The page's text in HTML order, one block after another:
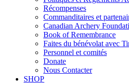
Récompenses
Commanditaires et
Canadian Archery
Book of Remembrance
Faites du bénévolat avec
Personnel et comités
Donate
Nous Contacter
SHOP